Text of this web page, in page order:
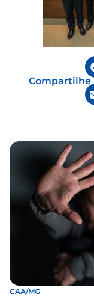
Compartilhe
CAA/MG